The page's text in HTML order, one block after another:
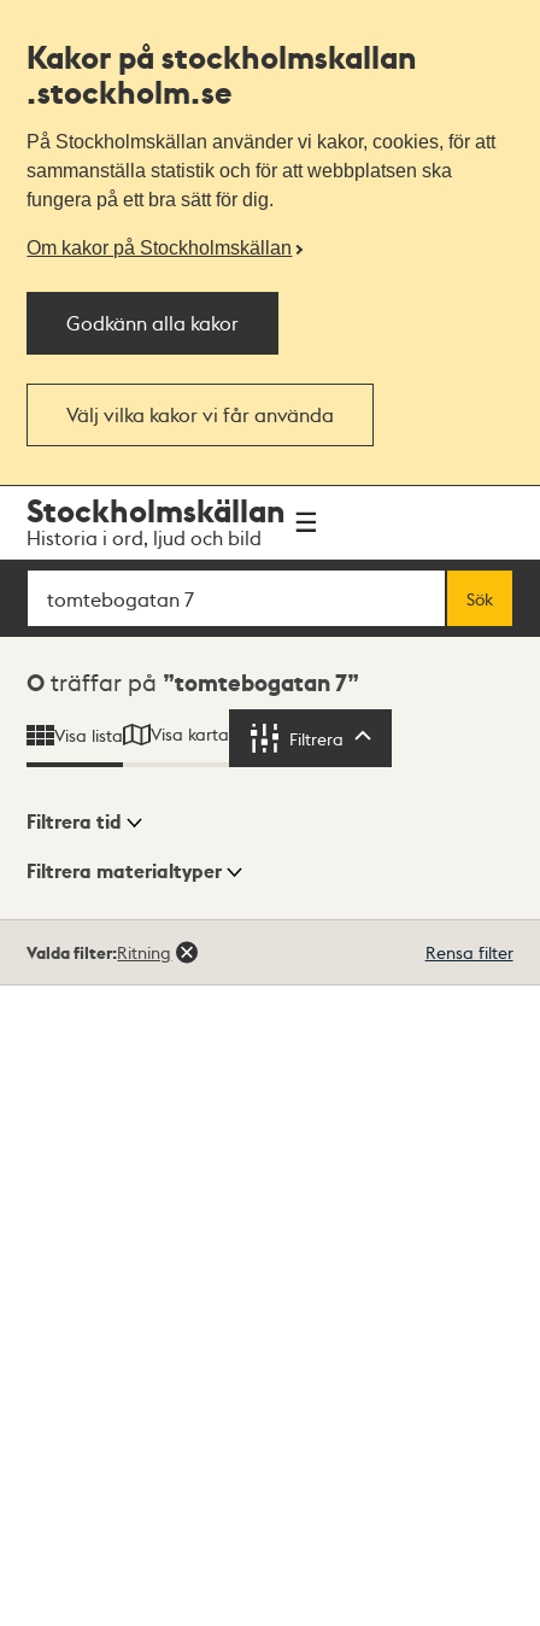
Kakor på stockholmskallan
.stockholm.se
På Stockholmskällan använder vi kakor, cookies, för att
sammanställa statistik och för att webbplatsen ska
fungera på ett bra sätt för dig.
Om kakor på Stockholmskällan
Godkänn alla kakor
Välj vilka kakor vi får använda
navigationen
huvudinnehållet
Stockholmskällan
Historia i ord, ljud och bild
Sök
Sök
Sökresultat
0 träffar på tomtebogatan 7
Visa lista Visa karta Filtrera
Visningsläge
Filtrera tid
Filtrera materialtyper
träffar
Valda filter:Ritning Rensa filter